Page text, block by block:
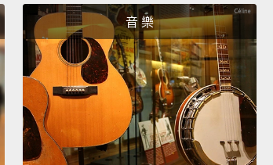
can help. All you
那我們要怎麼把這些
色呢？其實已經有一
場，而這是基於色彩
The easiest formula
because it only uses
音 樂